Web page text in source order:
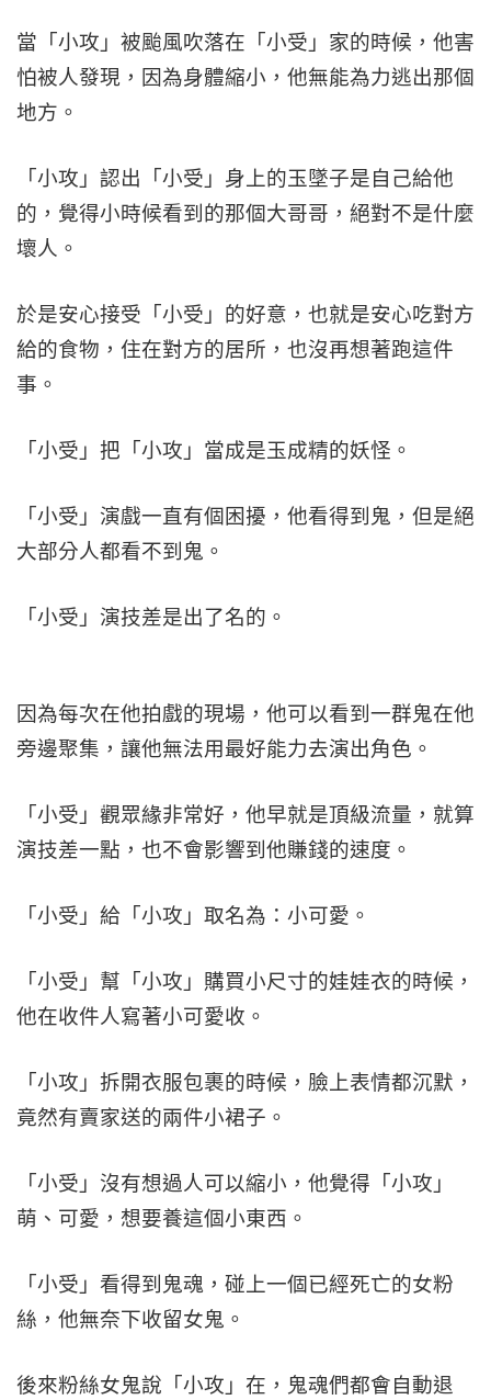
當「小攻」被颱風吹落在「小受」家的時候，他害
怕被人發現，因為身體縮小，他無能為力逃出那個
地方。
「小攻」認出「小受」身上的玉墜子是自己給他
的，覺得小時候看到的那個大哥哥，絕對不是什麼
壞人。
於是安心接受「小受」的好意，也就是安心吃對方
給的食物，住在對方的居所，也沒再想著跑這件
事。
「小受」把「小攻」當成是玉成精的妖怪。
「小受」演戲一直有個困擾，他看得到鬼，但是絕
大部分人都看不到鬼。
「小受」演技差是出了名的。
因為每次在他拍戲的現場，他可以看到一群鬼在他
旁邊聚集，讓他無法用最好能力去演出角色。
「小受」觀眾緣非常好，他早就是頂級流量，就算
演技差一點，也不會影響到他賺錢的速度。
「小受」給「小攻」取名為：小可愛。
「小受」幫「小攻」購買小尺寸的娃娃衣的時候，
他在收件人寫著小可愛收。
「小攻」拆開衣服包裹的時候，臉上表情都沉默，
竟然有賣家送的兩件小裙子。
「小受」沒有想過人可以縮小，他覺得「小攻」
萌、可愛，想要養這個小東西。
「小受」看得到鬼魂，碰上一個已經死亡的女粉
絲，他無奈下收留女鬼。
後來粉絲女鬼說「小攻」在，鬼魂們都會自動退